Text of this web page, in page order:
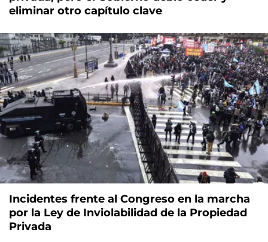
eliminar otro capítulo clave
Incidentes frente al Congreso en la marcha
por la Ley de Inviolabilidad de la Propiedad
Privada